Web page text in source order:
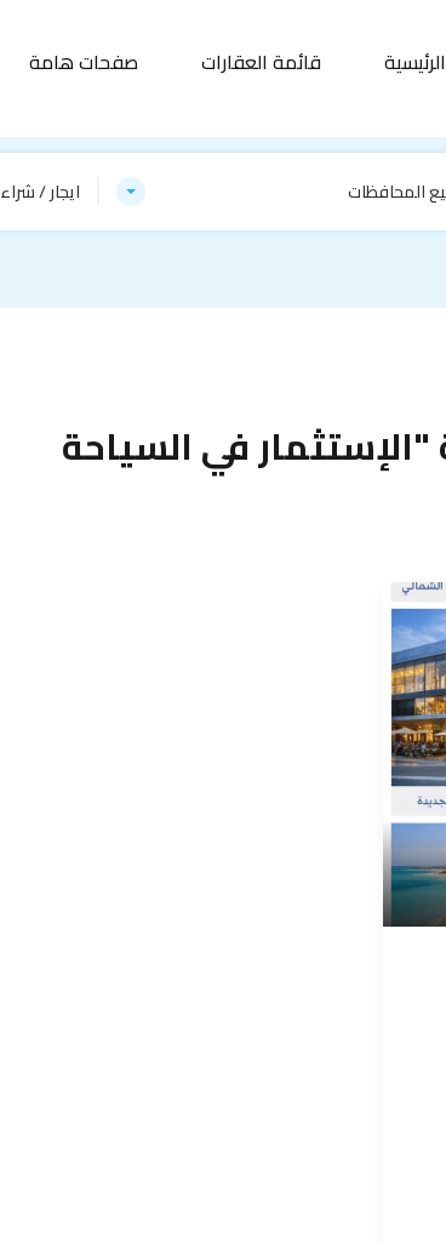
الرئيسية قائمة العقارات صفحات هامة
المحافظات ايجار / شراء
في السياحة